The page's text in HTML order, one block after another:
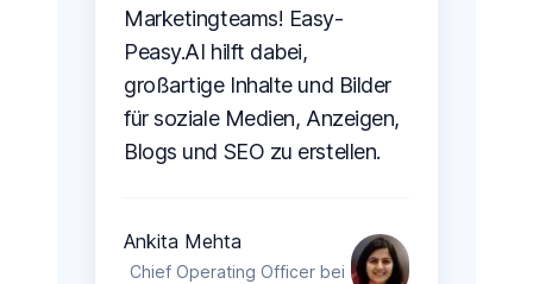
Marketingteams! Easy-
Peasy.AI hilft dabei,
großartige Inhalte und Bilder
für soziale Medien, Anzeigen,
Blogs und SEO zu erstellen.
Ankita Mehta
Chief Operating Officer bei